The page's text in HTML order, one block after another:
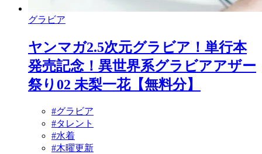
グラビア
ヤンマガ2.5次元グラビア！単行本
発売記念！異世界系グラビアアザー
祭り02 未梨一花【無料分】
#グラビア
#タレント
#水着
#木曜更新